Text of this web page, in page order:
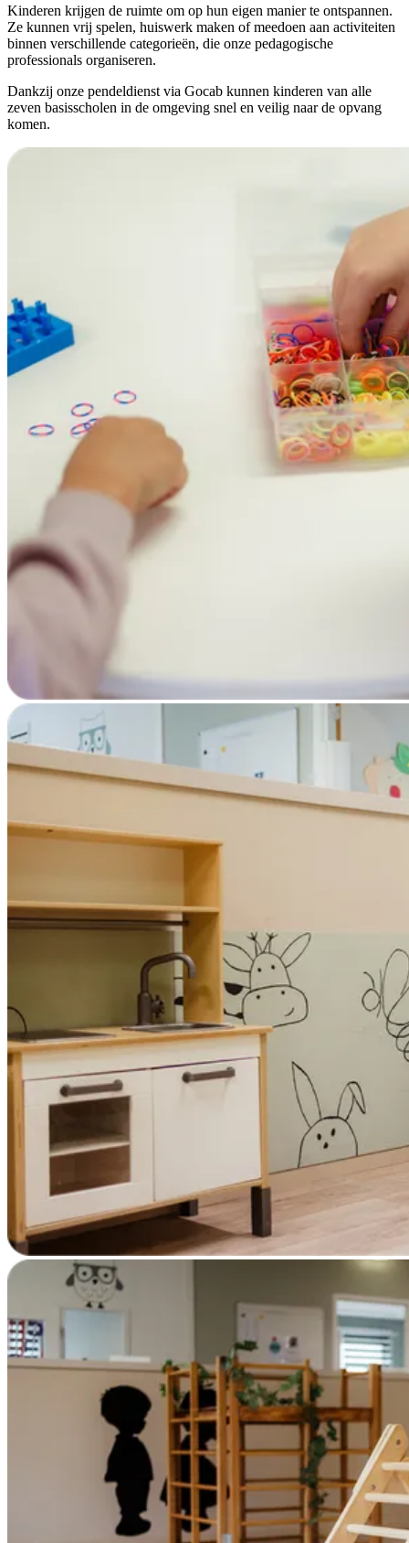
Kinderen krijgen de ruimte om op hun eigen manier te ontspannen.
Ze kunnen vrij spelen, huiswerk maken of meedoen aan activiteiten
binnen verschillende categorieën, die onze pedagogische
professionals organiseren.
Dankzij onze pendeldienst via Gocab kunnen kinderen van alle
zeven basisscholen in de omgeving snel en veilig naar de opvang
komen.